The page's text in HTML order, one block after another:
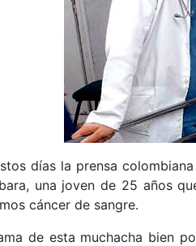
días la prensa
una joven de 25 años
cáncer de sangre.
de esta muchacha bien